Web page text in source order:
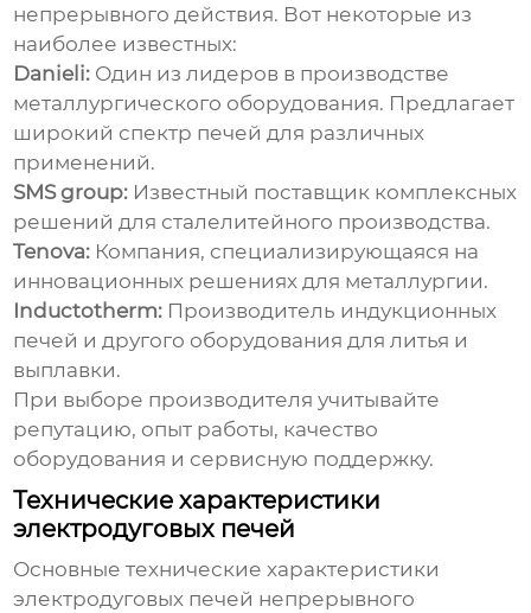
непрерывного действия. Вот некоторые из
наиболее известных:
Danieli: Один из лидеров в производстве
металлургического оборудования. Предлагает
широкий спектр печей для различных
применений.
SMS group: Известный поставщик комплексных
решений для сталелитейного производства.
Tenova: Компания, специализирующаяся на
инновационных решениях для металлургии.
Inductotherm: Производитель индукционных
печей и другого оборудования для литья и
выплавки.
При выборе производителя учитывайте
репутацию, опыт работы, качество
оборудования и сервисную поддержку.
Технические характеристики
электродуговых печей
Основные технические характеристики
электродуговых печей непрерывного